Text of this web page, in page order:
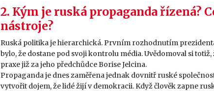
2. Kým je ruská propaganda řízená?
nástroje?
Ruská politika je hierarchická. Prvním rozhodnutím
bylo, že dostane pod svoji kontrolu média. Uvědomoval si
praxe již za jeho předchůdce Borise Jelcina.
Propaganda je dnes zaměřena jednak dovnitř ruské
vytvořit dojem, že lidé žijí v demokracii. Když člověk zapne